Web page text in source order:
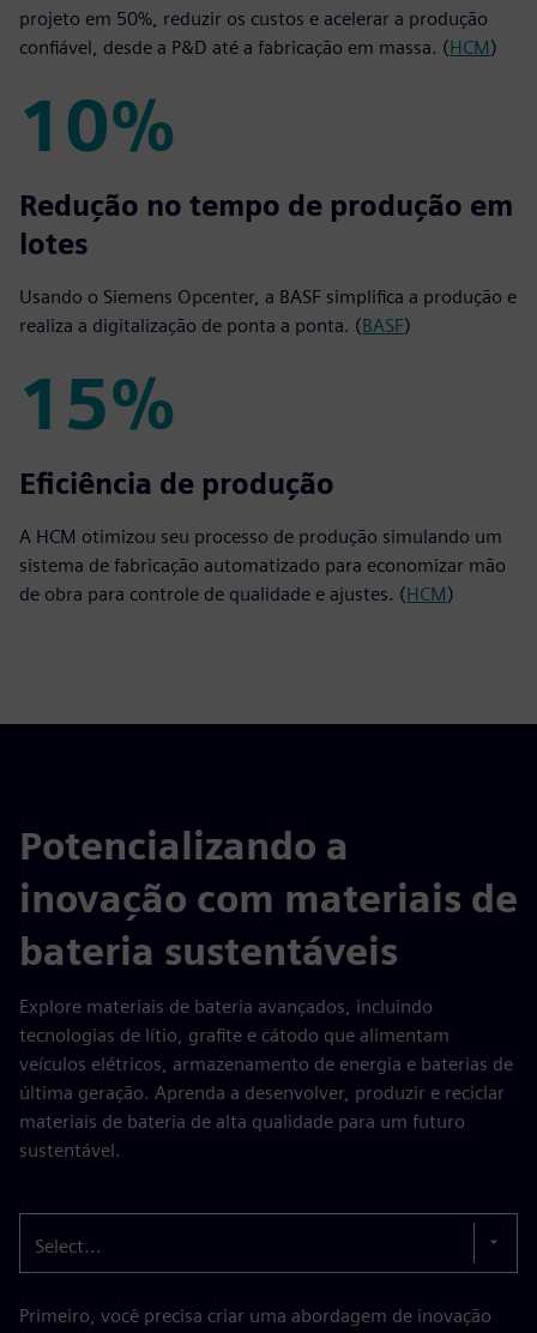
projeto em 50%, reduzir os custos e acelerar a produção
confiável, desde a P&D até a fabricação em massa. (HCM)
10%
10%
Redução no tempo de produção em
lotes
Usando o Siemens Opcenter, a BASF simplifica a produção e
realiza a digitalização de ponta a ponta. (BASF)
15%
15%
Eficiência de produção
A HCM otimizou seu processo de produção simulando um
sistema de fabricação automatizado para economizar mão
de obra para controle de qualidade e ajustes. (HCM)
Potencializando a
inovação com materiais de
bateria sustentáveis
Explore materiais de bateria avançados, incluindo
tecnologias de lítio, grafite e cátodo que alimentam
veículos elétricos, armazenamento de energia e baterias de
última geração. Aprenda a desenvolver, produzir e reciclar
materiais de bateria de alta qualidade para um futuro
sustentável.
Select...
Primeiro, você precisa criar uma abordagem de inovação